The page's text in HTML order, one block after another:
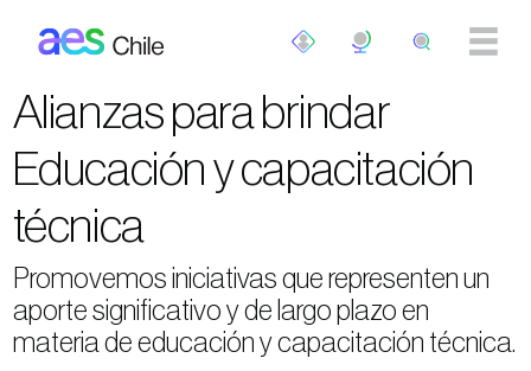
Alianzas para brindar
Educación y capacitación
técnica
Promovemos iniciativas que representen un
aporte significativo y de largo plazo en
materia de educación y capacitación técnica.